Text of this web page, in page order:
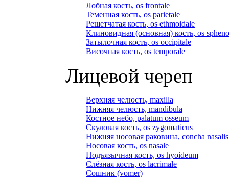
Лобная кость, os frontale
Теменная кость, os parietale
Решетчатая кость, os ethmoidale
Клиновидная (основная) кость, os
Затылочная кость, os occipitale
Височная кость, os temporale
Лицевой череп
Верхняя челюсть, maxilla
Нижняя челюсть, mandibula
Костное небо, palatum osseum
Скуловая кость, os zygomaticus
Нижняя носовая раковина, concha
Носовая кость, os nasale
Подъязычная кость, os hyoideum
Слёзная кость, os lacrimale
Сошник (vomer)